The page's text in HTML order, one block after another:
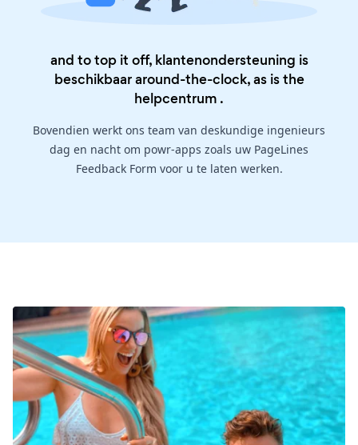
and to top it off, klantenondersteuning is
beschikbaar around-the-clock, as is the
helpcentrum .
Bovendien werkt ons team van deskundige ingenieurs
dag en nacht om powr-apps zoals uw PageLines
Feedback Form voor u te laten werken.